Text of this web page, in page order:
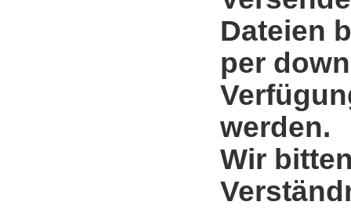
Dateien
per
werden.
Wir